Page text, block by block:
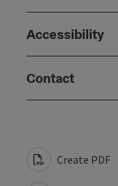
Accessibility
Contact
Create PDF